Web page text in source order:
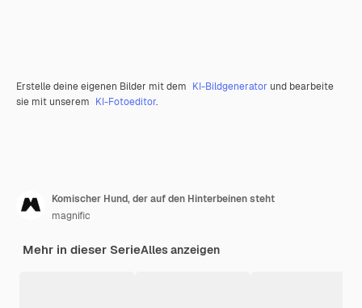
Erstelle deine eigenen Bilder mit dem KI-Bildgenerator und bearbeite
sie mit unserem KI-Fotoeditor.
Komischer Hund, der auf den Hinterbeinen steht
magnific
Mehr in dieser SerieAlles anzeigen